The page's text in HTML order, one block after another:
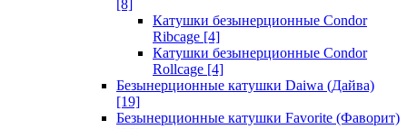
[8]
Катушки безынерционные Condor
Ribcage [4]
Катушки безынерционные Condor
Rollcage [4]
Безынерционные катушки Daiwa (Дайва)
[19]
Безынерционные катушки Favorite (Фаворит)